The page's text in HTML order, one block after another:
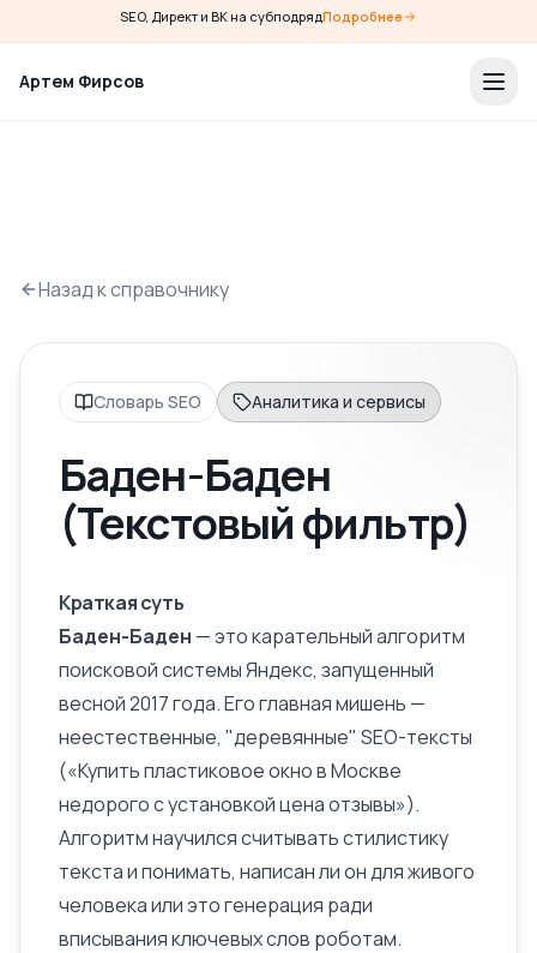
SEO, Директ и ВК на субподрядПодробнее
Артем Фирсов
Назад к справочнику
Словарь SEO Аналитика и сервисы
Баден-Баден
(Текстовый фильтр)
Краткая суть
Баден-Баден — это карательный алгоритм
поисковой системы Яндекс, запущенный
весной 2017 года. Его главная мишень —
неестественные, "деревянные" SEO-тексты
(«Купить пластиковое окно в Москве
недорого с установкой цена отзывы»).
Алгоритм научился считывать стилистику
текста и понимать, написан ли он для живого
человека или это генерация ради
вписывания ключевых слов роботам.